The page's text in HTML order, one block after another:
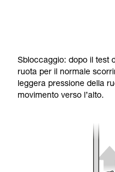
Sbloccaggio: dopo il test
ruota per il normale
leggera pressione della
movimento verso l’alto.